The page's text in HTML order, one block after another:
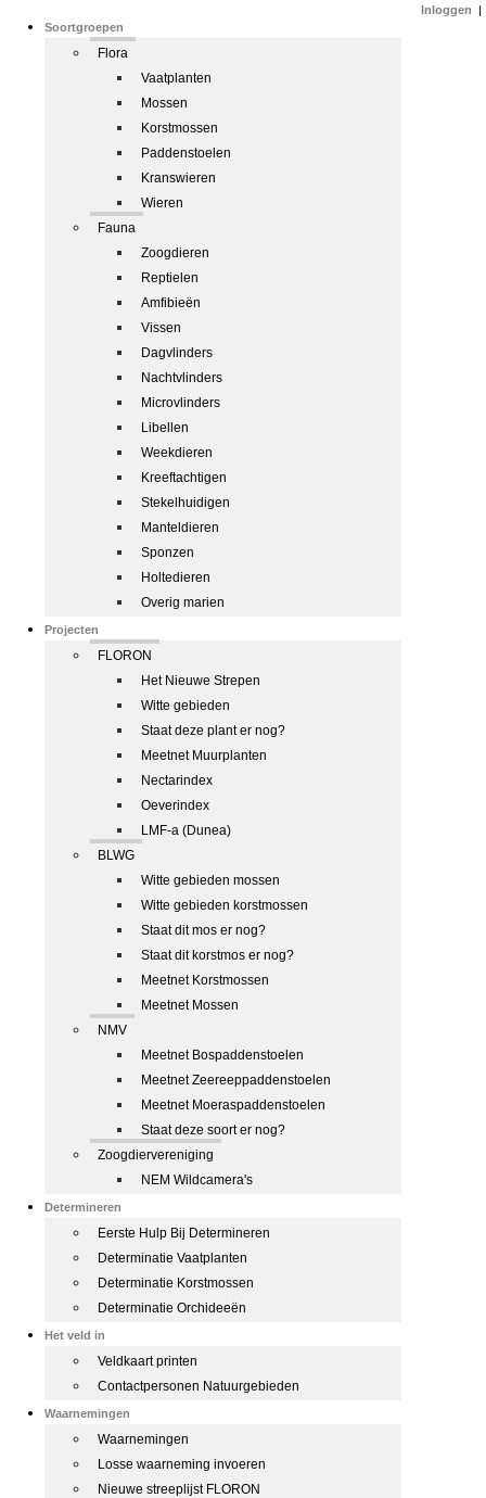
Soortgroepen
Flora
Vaatplanten
Mossen
Korstmossen
Paddenstoelen
Kranswieren
Wieren
Fauna
Zoogdieren
Reptielen
Amfibieën
Vissen
Dagvlinders
Nachtvlinders
Microvlinders
Libellen
Weekdieren
Kreeftachtigen
Stekelhuidigen
Manteldieren
Sponzen
Holtedieren
Overig marien
Projecten
FLORON
Het Nieuwe Strepen
Witte gebieden
Staat deze plant er nog?
Meetnet Muurplanten
Nectarindex
Oeverindex
LMF-a (Dunea)
BLWG
Witte gebieden mossen
Witte gebieden korstmossen
Staat dit mos er nog?
Staat dit korstmos er nog?
Meetnet Korstmossen
Meetnet Mossen
NMV
Meetnet Bospaddenstoelen
Meetnet Zeereeppaddenstoelen
Meetnet Moeraspaddenstoelen
Staat deze soort er nog?
Zoogdiervereniging
NEM Wildcamera's
Determineren
Eerste Hulp Bij Determineren
Determinatie Vaatplanten
Determinatie Korstmossen
Determinatie Orchideeën
Het veld in
Veldkaart printen
Contactpersonen Natuurgebieden
Waarnemingen
Waarnemingen
Losse waarneming invoeren
Nieuwe streeplijst FLORON
Inloggen |